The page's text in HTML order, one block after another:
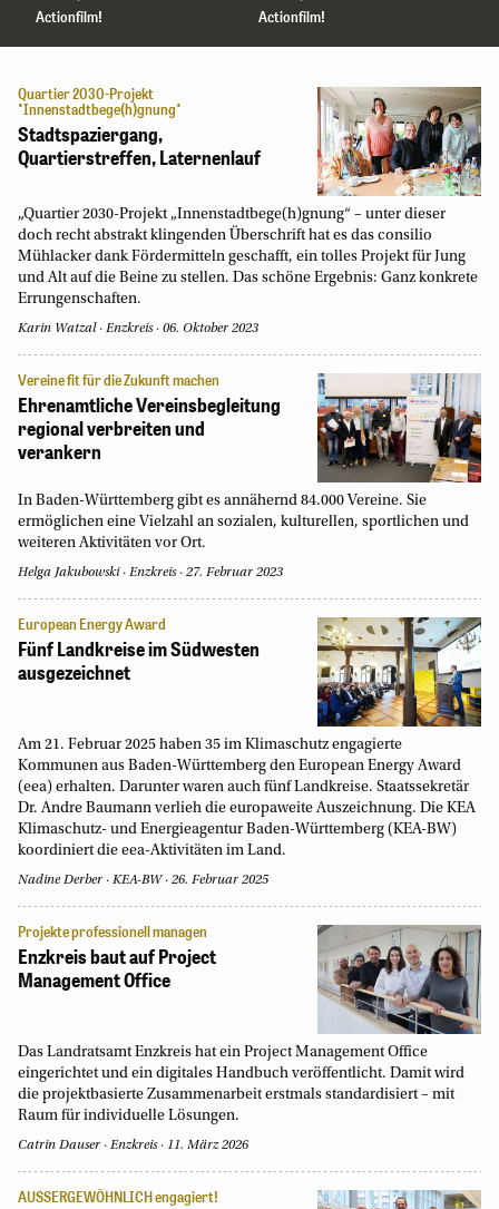
Actionfilm!
Actionfilm!
Quartier 2030-Projekt
"Innenstadtbege(h)gnung"
Stadtspaziergang,
Quartierstreffen, Laternenlauf
„Quartier 2030-Projekt „Innenstadtbege(h)gnung“ – unter dieser
doch recht abstrakt klingenden Überschrift hat es das consilio
Mühlacker dank Fördermitteln geschafft, ein tolles Projekt für Jung
und Alt auf die Beine zu stellen. Das schöne Ergebnis: Ganz konkrete
Errungenschaften.
Karin Watzal Enzkreis 06. Oktober 2023
Vereine fit für die Zukunft machen
Ehrenamtliche Vereinsbegleitung
regional verbreiten und
verankern
In Baden-Württemberg gibt es annähernd 84.000 Vereine. Sie
ermöglichen eine Vielzahl an sozialen, kulturellen, sportlichen und
weiteren Aktivitäten vor Ort.
Helga Jakubowski Enzkreis 27. Februar 2023
European Energy Award
Fünf Landkreise im Südwesten
ausgezeichnet
Am 21. Februar 2025 haben 35 im Klimaschutz engagierte
Kommunen aus Baden-Württemberg den European Energy Award
(eea) erhalten. Darunter waren auch fünf Landkreise. Staatssekretär
Dr. Andre Baumann verlieh die europaweite Auszeichnung. Die KEA
Klimaschutz- und Energieagentur Baden-Württemberg (KEA-BW)
koordiniert die eea-Aktivitäten im Land.
Nadine Derber KEA-BW 26. Februar 2025
Projekte professionell managen
Enzkreis baut auf Project
Management Office
Das Landratsamt Enzkreis hat ein Project Management Office
eingerichtet und ein digitales Handbuch veröffentlicht. Damit wird
die projektbasierte Zusammenarbeit erstmals standardisiert – mit
Raum für individuelle Lösungen.
Catrin Dauser Enzkreis 11. März 2026
AUSSERGEWÖHNLICH engagiert!